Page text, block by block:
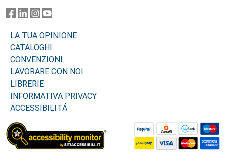
LA TUA OPINIONE
CATALOGHI
CONVENZIONI
LAVORARE CON NOI
LIBRERIE
INFORMATIVA PRIVACY
ACCESSIBILITÁ